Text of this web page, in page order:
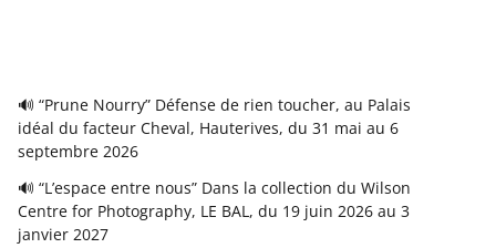
🔊 “Prune Nourry” Défense de rien toucher, au Palais
idéal du facteur Cheval, Hauterives, du 31 mai au 6
septembre 2026
🔊 “L’espace entre nous” Dans la collection du Wilson
Centre for Photography, LE BAL, du 19 juin 2026 au 3
janvier 2027